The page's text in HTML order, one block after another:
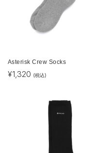
Asterisk Crew Socks
¥1,320 (税込)